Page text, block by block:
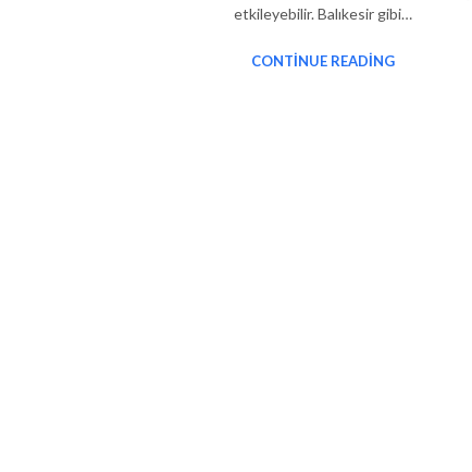
etkileyebilir. Balıkesir gibi…
CONTINUE READING